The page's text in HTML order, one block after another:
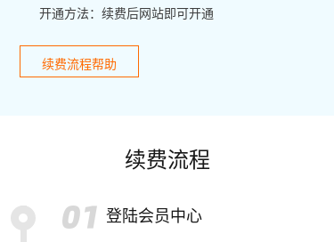
开通方法：续费后网站即可开通
续费流程帮助
续费流程
登陆会员中心